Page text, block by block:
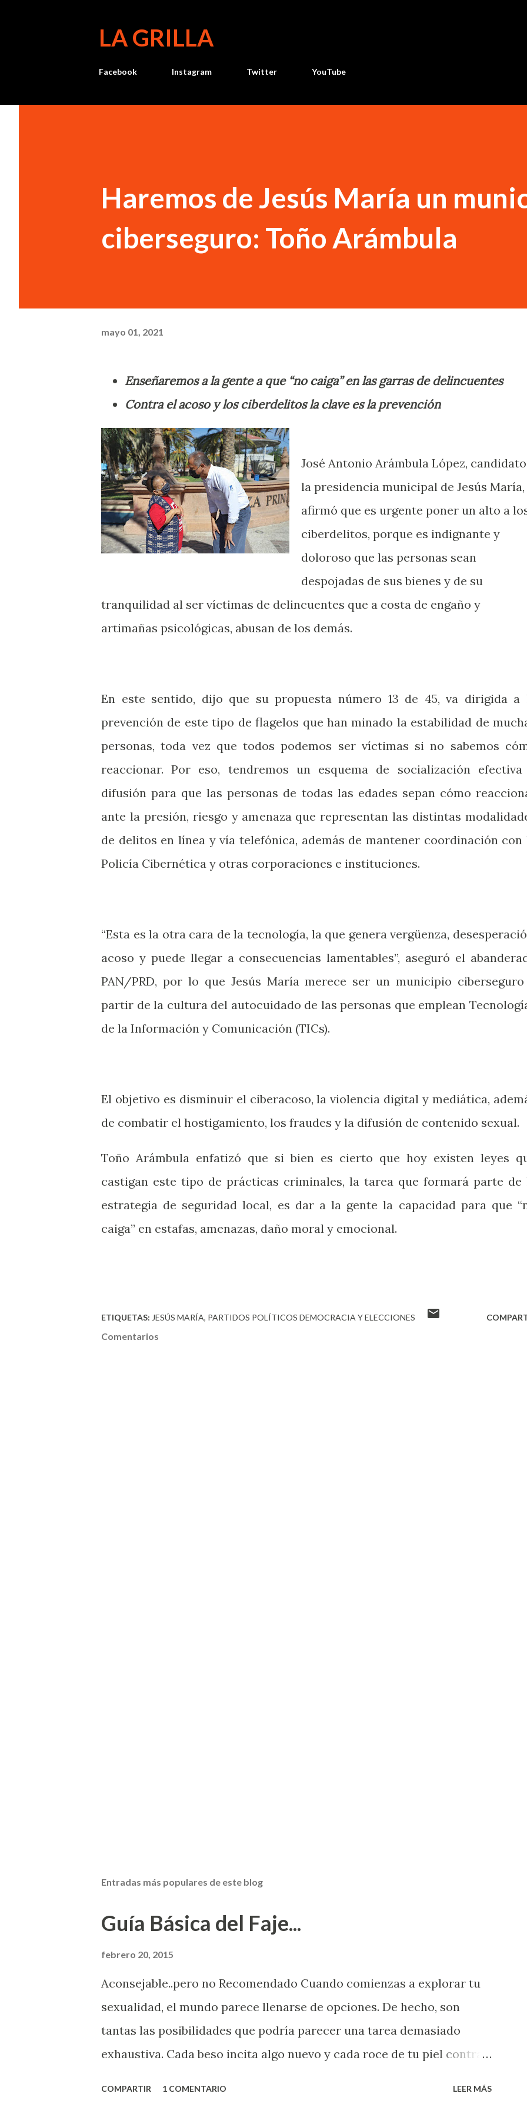
LA GRILLA
Facebook Instagram Twitter YouTube
Haremos de Jesús María un
ciberseguro: Toño Arámbula
mayo 01, 2021
Enseñaremos a la gente a que “no caiga” en las garras de delincuentes
Contra el acoso y los ciberdelitos la clave es la prevención
José Antonio Arámbula López,
la presidencia municipal de Jesús María,
afirmó que es urgente poner un alto a
ciberdelitos, porque es indignante y
doloroso que las personas sean
despojadas de sus bienes y de su
tranquilidad al ser víctimas de delincuentes que a costa de engaño y
artimañas psicológicas, abusan de los demás.
En este sentido, dijo que su propuesta número 13 de 45, va dirigida a
prevención de este tipo de flagelos que han minado la estabilidad de
personas, toda vez que todos podemos ser víctimas si no sabemos
reaccionar. Por eso, tendremos un esquema de socialización
difusión para que las personas de todas las edades sepan cómo
ante la presión, riesgo y amenaza que representan las distintas
de delitos en línea y vía telefónica, además de mantener coordinación con
Policía Cibernética y otras corporaciones e instituciones.
“Esta es la otra cara de la tecnología, la que genera vergüenza,
acoso y puede llegar a consecuencias lamentables”, aseguró el
PAN/PRD, por lo que Jesús María merece ser un municipio
partir de la cultura del autocuidado de las personas que emplean
de la Información y Comunicación (TICs).
El objetivo es disminuir el ciberacoso, la violencia digital y mediática,
de combatir el hostigamiento, los fraudes y la difusión de contenido sexual.
Toño Arámbula enfatizó que si bien es cierto que hoy existen leyes
castigan este tipo de prácticas criminales, la tarea que formará parte de
estrategia de seguridad local, es dar a la gente la capacidad para que
caiga” en estafas, amenazas, daño moral y emocional.
ETIQUETAS: JESÚS MARÍA PARTIDOS POLÍTICOS DEMOCRACIA Y ELECCIONES
Comentarios
Entradas más populares de este blog
Guía Básica del Faje...
febrero 20, 2015
Aconsejable..pero no Recomendado Cuando comienzas a explorar tu
sexualidad, el mundo parece llenarse de opciones. De hecho, son
tantas las posibilidades que podría parecer una tarea demasiado
exhaustiva. Cada beso incita algo nuevo y cada roce de tu piel contra
COMPARTIR 1 COMENTARIO LEER MÁS